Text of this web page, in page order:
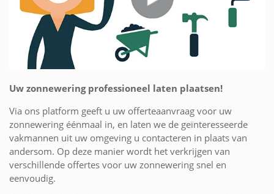
Uw zonnewering professioneel laten plaatsen!
Via ons platform geeft u uw offerteaanvraag voor uw
zonnewering éénmaal in, en laten we de geïnteresseerde
vakmannen uit uw omgeving u contacteren in plaats van
andersom. Op deze manier wordt het verkrijgen van
verschillende offertes voor uw zonnewering snel en
eenvoudig.